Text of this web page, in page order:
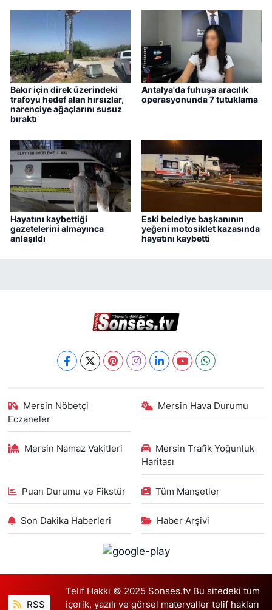
Bakır için direk üzerindeki
trafoyu hedef alan hırsızlar,
narenciye ağaçlarını susuz
bıraktı
Antalya'da fuhuşa aracılık
operasyonunda 7 tutuklama
Hayatını kaybettiği
gazetelerini almayınca
anlaşıldı
Eski belediye başkanının
yeğeni motosiklet kazasında
hayatını kaybetti
Mersin Nöbetçi
Eczaneler
Mersin Hava Durumu
Mersin Namaz Vakitleri
Mersin Trafik Yoğunluk
Haritası
Puan Durumu ve Fikstür Tüm Manşetler
Son Dakika Haberleri Haber Arşivi
RSS
Telif Hakkı © 2025 Sonses.tv Bu sitedeki tüm
içerik, yazılı ve görsel materyaller telif hakları